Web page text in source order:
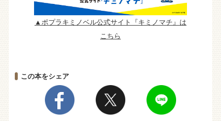
▲ポプラキミノベル公式サイト『キミノマチ』は
こちら
この本をシェア